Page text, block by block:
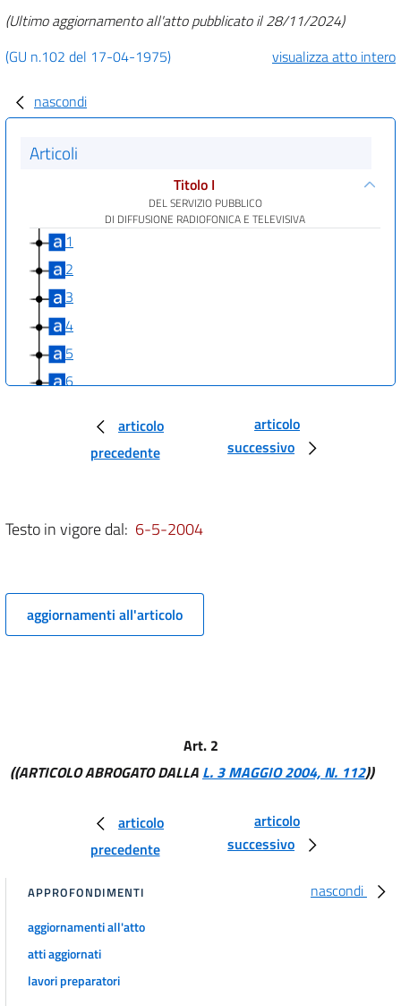
(Ultimo aggiornamento all'atto pubblicato il 28/11/2024)
(GU n.102 del 17-04-1975)
visualizza atto intero
nascondi
Articoli
Titolo I
DEL SERVIZIO PUBBLICO
DI DIFFUSIONE RADIOFONICA E TELEVISIVA
1
2
3
4
5
6
11
15
20
DEGLI IMPIANTI DI DIFFUSIONE SONORA E TELEVISIVA VIA CAVO
24
25
26
articolo
precedente
articolo
successivo
Testo in vigore dal: 6-5-2004
aggiornamenti all'articolo
Art. 2
((ARTICOLO ABROGATO DALLA L. 3 MAGGIO 2004, N. 112))
articolo
precedente
articolo
successivo
nascondi
APPROFONDIMENTI
aggiornamenti all'atto
atti aggiornati
lavori preparatori